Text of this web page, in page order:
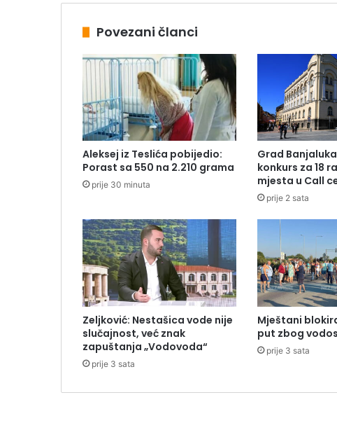
Povezani članci
Aleksej iz Teslića pobijedio:
Porast sa 550 na 2.210 grama
prije 30 minuta
Grad
konkurs za 18
mjesta u Call
prije 2 sata
Zeljković: Nestašica vode nije
slučajnost, već znak
zapuštanja „Vodovoda“
prije 3 sata
Mještani
put zbog
prije 3 sata